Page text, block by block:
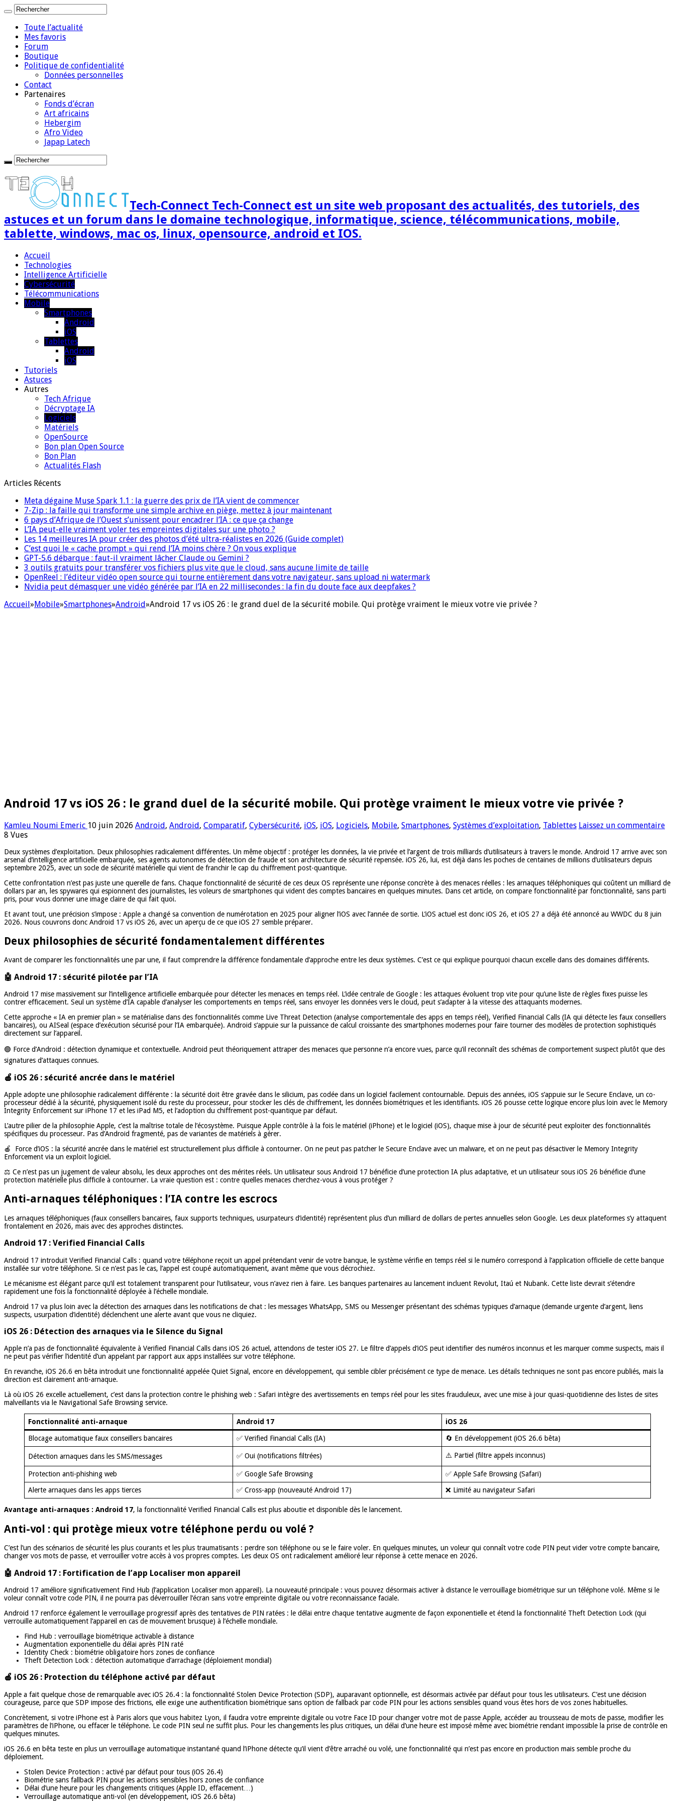
Toute l’actualité
Mes favoris
Forum
Boutique
Politique de confidentialité
Données personnelles
Contact
Partenaires
Fonds d’écran
Art africains
Hebergim
Afro Video
Japap Latech
Tech-Connect Tech-Connect est un site web proposant des actualités, des tutoriels, des
astuces et un forum dans le domaine technologique, informatique, science, télécommunications, mobile,
tablette, windows, mac os, linux, opensource, android et IOS.
Accueil
Technologies
Intelligence Artificielle
Cybersécurité
Télécommunications
Mobile
Smartphones
Android
iOS
Tablettes
Android
iOS
Tutoriels
Astuces
Autres
Tech Afrique
Décryptage IA
Logiciels
Matériels
OpenSource
Bon plan Open Source
Bon Plan
Actualités Flash
Articles Récents
Meta dégaine Muse Spark 1.1 : la guerre des prix de l’IA vient de commencer
7-Zip : la faille qui transforme une simple archive en piège, mettez à jour maintenant
6 pays d’Afrique de l’Ouest s’unissent pour encadrer l’IA : ce que ça change
L’IA peut-elle vraiment voler tes empreintes digitales sur une photo ?
Les 14 meilleures IA pour créer des photos d’été ultra-réalistes en 2026 (Guide complet)
C’est quoi le « cache prompt » qui rend l’IA moins chère ? On vous explique
GPT-5.6 débarque : faut-il vraiment lâcher Claude ou Gemini ?
3 outils gratuits pour transférer vos fichiers plus vite que le cloud, sans aucune limite de taille
OpenReel : l’éditeur vidéo open source qui tourne entièrement dans votre navigateur, sans upload ni watermark
Nvidia peut démasquer une vidéo générée par l’IA en 22 millisecondes : la fin du doute face aux deepfakes ?
Accueil»Mobile»Smartphones»Android»Android 17 vs iOS 26 : le grand duel de la sécurité mobile. Qui protège vraiment le mieux votre vie privée ?
Android 17 vs iOS 26 : le grand duel de la sécurité mobile. Qui protège vraiment le mieux votre vie privée ?
Kamleu Noumi Emeric 10 juin 2026 Android, Android, Comparatif, Cybersécurité, iOS, iOS, Logiciels, Mobile, Smartphones, Systèmes d’exploitation, Tablettes Laissez un commentaire
8 Vues
Deux systèmes d’exploitation. Deux philosophies radicalement différentes. Un même objectif : protéger les données, la vie privée et l’argent de trois milliards d’utilisateurs à travers le monde. Android 17 arrive avec son
arsenal d’intelligence artificielle embarquée, ses agents autonomes de détection de fraude et son architecture de sécurité repensée. iOS 26, lui, est déjà dans les poches de centaines de millions d’utilisateurs depuis
septembre 2025, avec un socle de sécurité matérielle qui vient de franchir le cap du chiffrement post-quantique.
Cette confrontation n’est pas juste une querelle de fans. Chaque fonctionnalité de sécurité de ces deux OS représente une réponse concrète à des menaces réelles : les arnaques téléphoniques qui coûtent un milliard de
dollars par an, les spywares qui espionnent des journalistes, les voleurs de smartphones qui vident des comptes bancaires en quelques minutes. Dans cet article, on compare fonctionnalité par fonctionnalité, sans parti
pris, pour vous donner une image claire de qui fait quoi.
Et avant tout, une précision s’impose : Apple a changé sa convention de numérotation en 2025 pour aligner l’iOS avec l’année de sortie. L’iOS actuel est donc iOS 26, et iOS 27 a déjà été annoncé au WWDC du 8 juin
2026. Nous couvrons donc Android 17 vs iOS 26, avec un aperçu de ce que iOS 27 semble préparer.
Deux philosophies de sécurité fondamentalement différentes
Avant de comparer les fonctionnalités une par une, il faut comprendre la différence fondamentale d’approche entre les deux systèmes. C’est ce qui explique pourquoi chacun excelle dans des domaines différents.
🤖 Android 17 : sécurité pilotée par l’IA
Android 17 mise massivement sur l’intelligence artificielle embarquée pour détecter les menaces en temps réel. L’idée centrale de Google : les attaques évoluent trop vite pour qu’une liste de règles fixes puisse les
contrer efficacement. Seul un système d’IA capable d’analyser les comportements en temps réel, sans envoyer les données vers le cloud, peut s’adapter à la vitesse des attaquants modernes.
Cette approche « IA en premier plan » se matérialise dans des fonctionnalités comme Live Threat Detection (analyse comportementale des apps en temps réel), Verified Financial Calls (IA qui détecte les faux conseillers
bancaires), ou AISeal (espace d’exécution sécurisé pour l’IA embarquée). Android s’appuie sur la puissance de calcul croissante des smartphones modernes pour faire tourner des modèles de protection sophistiqués
directement sur l’appareil.
🟢 Force d’Android : détection dynamique et contextuelle. Android peut théoriquement attraper des menaces que personne n’a encore vues, parce qu’il reconnaît des schémas de comportement suspect plutôt que des
signatures d’attaques connues.
🍎 iOS 26 : sécurité ancrée dans le matériel
Apple adopte une philosophie radicalement différente : la sécurité doit être gravée dans le silicium, pas codée dans un logiciel facilement contournable. Depuis des années, iOS s’appuie sur le Secure Enclave, un co-
processeur dédié à la sécurité, physiquement isolé du reste du processeur, pour stocker les clés de chiffrement, les données biométriques et les identifiants. iOS 26 pousse cette logique encore plus loin avec le Memory
Integrity Enforcement sur iPhone 17 et les iPad M5, et l’adoption du chiffrement post-quantique par défaut.
L’autre pilier de la philosophie Apple, c’est la maîtrise totale de l’écosystème. Puisque Apple contrôle à la fois le matériel (iPhone) et le logiciel (iOS), chaque mise à jour de sécurité peut exploiter des fonctionnalités
spécifiques du processeur. Pas d’Android fragmenté, pas de variantes de matériels à gérer.
🍎 Force d’iOS : la sécurité ancrée dans le matériel est structurellement plus difficile à contourner. On ne peut pas patcher le Secure Enclave avec un malware, et on ne peut pas désactiver le Memory Integrity
Enforcement via un exploit logiciel.
⚖️ Ce n’est pas un jugement de valeur absolu, les deux approches ont des mérites réels. Un utilisateur sous Android 17 bénéficie d’une protection IA plus adaptative, et un utilisateur sous iOS 26 bénéficie d’une
protection matérielle plus difficile à contourner. La vraie question est : contre quelles menaces cherchez-vous à vous protéger ?
Anti-arnaques téléphoniques : l’IA contre les escrocs
Les arnaques téléphoniques (faux conseillers bancaires, faux supports techniques, usurpateurs d’identité) représentent plus d’un milliard de dollars de pertes annuelles selon Google. Les deux plateformes s’y attaquent
frontalement en 2026, mais avec des approches distinctes.
Android 17 : Verified Financial Calls
Android 17 introduit Verified Financial Calls : quand votre téléphone reçoit un appel prétendant venir de votre banque, le système vérifie en temps réel si le numéro correspond à l’application officielle de cette banque
installée sur votre téléphone. Si ce n’est pas le cas, l’appel est coupé automatiquement, avant même que vous décrochiez.
Le mécanisme est élégant parce qu’il est totalement transparent pour l’utilisateur, vous n’avez rien à faire. Les banques partenaires au lancement incluent Revolut, Itaú et Nubank. Cette liste devrait s’étendre
rapidement une fois la fonctionnalité déployée à l’échelle mondiale.
Android 17 va plus loin avec la détection des arnaques dans les notifications de chat : les messages WhatsApp, SMS ou Messenger présentant des schémas typiques d’arnaque (demande urgente d’argent, liens
suspects, usurpation d’identité) déclenchent une alerte avant que vous ne cliquiez.
iOS 26 : Détection des arnaques via le Silence du Signal
Apple n’a pas de fonctionnalité équivalente à Verified Financial Calls dans iOS 26 actuel, attendons de tester iOS 27. Le filtre d’appels d’iOS peut identifier des numéros inconnus et les marquer comme suspects, mais il
ne peut pas vérifier l’identité d’un appelant par rapport aux apps installées sur votre téléphone.
En revanche, iOS 26.6 en bêta introduit une fonctionnalité appelée Quiet Signal, encore en développement, qui semble cibler précisément ce type de menace. Les détails techniques ne sont pas encore publiés, mais la
direction est clairement anti-arnaque.
Là où iOS 26 excelle actuellement, c’est dans la protection contre le phishing web : Safari intègre des avertissements en temps réel pour les sites frauduleux, avec une mise à jour quasi-quotidienne des listes de sites
malveillants via le Navigational Safe Browsing service.
Fonctionnalité anti-arnaque Android 17 iOS 26
Blocage automatique faux conseillers bancaires ✅ Verified Financial Calls (IA) 🔄 En développement (iOS 26.6 bêta)
Détection arnaques dans les SMS/messages ✅ Oui (notifications filtrées) ⚠️ Partiel (filtre appels inconnus)
Protection anti-phishing web ✅ Google Safe Browsing
✅ Apple Safe Browsing (Safari)
Alerte arnaques dans les apps tierces
✅ Cross-app (nouveauté Android 17) ❌ Limité au navigateur Safari
Avantage anti-arnaques : Android 17, la fonctionnalité Verified Financial Calls est plus aboutie et disponible dès le lancement.
Anti-vol : qui protège mieux votre téléphone perdu ou volé ?
C’est l’un des scénarios de sécurité les plus courants et les plus traumatisants : perdre son téléphone ou se le faire voler. En quelques minutes, un voleur qui connaît votre code PIN peut vider votre compte bancaire,
changer vos mots de passe, et verrouiller votre accès à vos propres comptes. Les deux OS ont radicalement amélioré leur réponse à cette menace en 2026.
🤖 Android 17 : Fortification de l’app Localiser mon appareil
Android 17 améliore significativement Find Hub (l’application Localiser mon appareil). La nouveauté principale : vous pouvez désormais activer à distance le verrouillage biométrique sur un téléphone volé. Même si le
voleur connaît votre code PIN, il ne pourra pas déverrouiller l’écran sans votre empreinte digitale ou votre reconnaissance faciale.
Android 17 renforce également le verrouillage progressif après des tentatives de PIN ratées : le délai entre chaque tentative augmente de façon exponentielle et étend la fonctionnalité Theft Detection Lock (qui
verrouille automatiquement l’appareil en cas de mouvement brusque) à l’échelle mondiale.
Find Hub : verrouillage biométrique activable à distance
Augmentation exponentielle du délai après PIN raté
Identity Check : biométrie obligatoire hors zones de confiance
Theft Detection Lock : détection automatique d’arrachage (déploiement mondial)
🍎 iOS 26 : Protection du téléphone activé par défaut
Apple a fait quelque chose de remarquable avec iOS 26.4 : la fonctionnalité Stolen Device Protection (SDP), auparavant optionnelle, est désormais activée par défaut pour tous les utilisateurs. C’est une décision
courageuse, parce que SDP impose des frictions, elle exige une authentification biométrique sans option de fallback par code PIN pour les actions sensibles quand vous êtes hors de vos zones habituelles.
Concrètement, si votre iPhone est à Paris alors que vous habitez Lyon, il faudra votre empreinte digitale ou votre Face ID pour changer votre mot de passe Apple, accéder au trousseau de mots de passe, modifier les
paramètres de l’iPhone, ou effacer le téléphone. Le code PIN seul ne suffit plus. Pour les changements les plus critiques, un délai d’une heure est imposé même avec biométrie rendant impossible la prise de contrôle en
quelques minutes.
iOS 26.6 en bêta teste en plus un verrouillage automatique instantané quand l’iPhone détecte qu’il vient d’être arraché ou volé, une fonctionnalité qui n’est pas encore en production mais semble proche du
déploiement.
Stolen Device Protection : activé par défaut pour tous (iOS 26.4)
Biométrie sans fallback PIN pour les actions sensibles hors zones de confiance
Délai d’une heure pour les changements critiques (Apple ID, effacement…)
Verrouillage automatique anti-vol (en développement, iOS 26.6 bêta)